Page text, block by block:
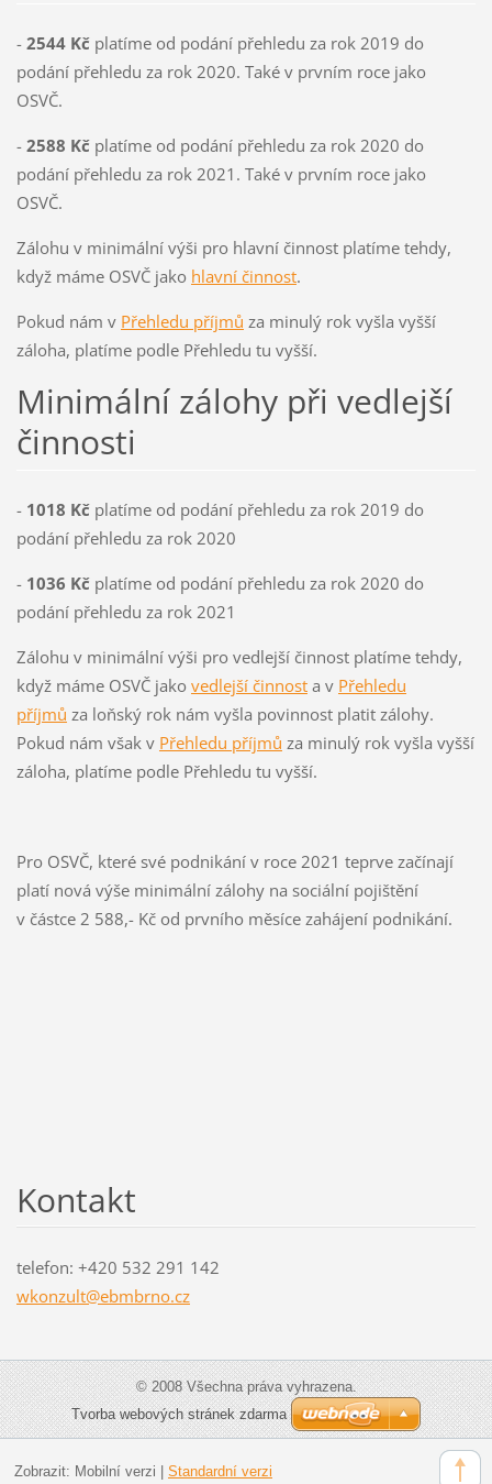
- 2544 Kčplatíme od podání přehledu za rok 2019 do
podání přehledu za rok 2020. Také v prvním roce jako
OSVČ.
- 2588 Kčplatíme od podání přehledu za rok 2020 do
podání přehledu za rok 2021. Také v prvním roce jako
OSVČ.
Zálohu v minimální výši pro hlavní činnost platíme tehdy,
když máme OSVČ jako hlavní činnost.
Pokud nám v Přehledu příjmů za minulý rok vyšla vyšší
záloha, platíme podle Přehledu tu vyšší.
Minimální zálohy při vedlejší
činnosti
- 1018 Kčplatíme od podání přehledu za rok 2019 do
podání přehledu za rok 2020
-1036 Kč platíme od podání přehledu za rok 2020 do
podání přehledu za rok 2021
Zálohu v minimální výši pro vedlejší činnost platíme tehdy,
když máme OSVČ jako vedlejší činnosta v Přehledu
příjmů za loňský rok nám vyšla povinnost platit zálohy.
Pokud nám však v Přehledu příjmů za minulý rok vyšla vyšší
záloha, platíme podle Přehledu tu vyšší.
Pro OSVČ, které své podnikání v roce 2021 teprve začínají
platí nová výše minimální zálohy na sociální pojištění
v částce 2 588,- Kč od prvního měsíce zahájení podnikání.
Kontakt
telefon: +420 532 291 142
wkonzult@ebmbrno.cz
© 2008 Všechna práva vyhrazena.
Tvorba webových stránek zdarma
Zobrazit: Mobilní verzi Standardní verzi